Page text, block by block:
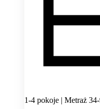
1-4 pokoje | Metraż